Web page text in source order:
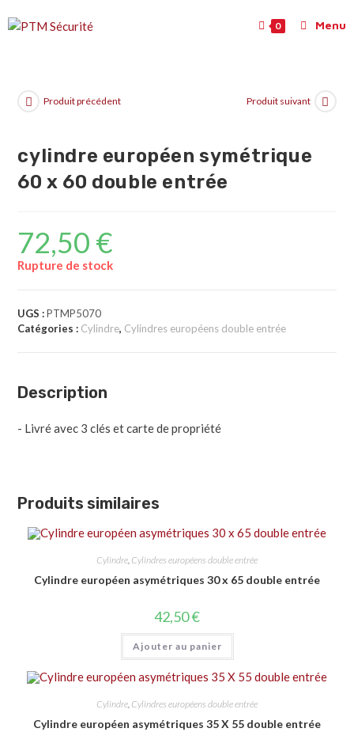
0 Menu
Produit précédent Produit suivant
cylindre européen symétrique
60 x 60 double entrée
72,50 €
Rupture de stock
UGS :PTMP5070
Catégories : Cylindre, Cylindres européens double entrée
Description
- Livré avec 3 clés et carte de propriété
Produits similaires
Cylindre, Cylindres européens double entrée
Cylindre européen asymétriques 30 x 65 double entrée
42,50€
Ajouter au panier
Cylindre, Cylindres européens double entrée
Cylindre européen asymétriques 35 X 55 double entrée